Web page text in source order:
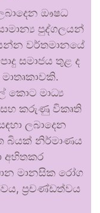
ඖෂධ
පුද්ගලයන්
වර්තමානයේ
සමාජය තුළ ද
කොට මාධ්‍ය
සහ කරුණු විකෘති
ලබාදෙන
බියක් නිර්මාණය
අහිතකර
මානසික රෝග
ප්‍රචණ්ඩත්වය